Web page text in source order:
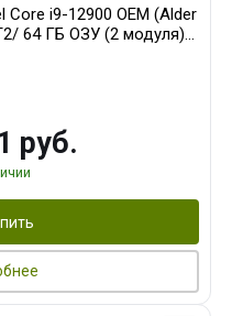
i9-12900 OEM (Alder
64 ГБ ОЗУ (2 модуля)/
GDDR7 256bit 3xDP
руб.